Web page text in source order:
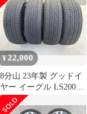
¥22,000
8分山 23年製 グッドイ
ヤー イーグル LS2000
165/50r15 4本